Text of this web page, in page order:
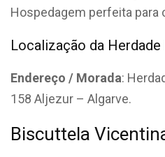
Hospedagem perfeita para
Localização da
Endereço / Morada:
158 Aljezur – Algarve.
Biscuttela